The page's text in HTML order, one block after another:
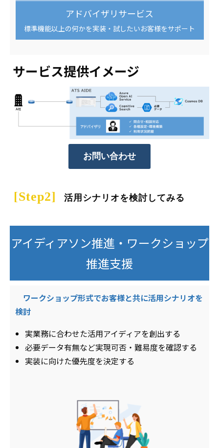
アドバイザリサービス
標準機能以上の何かを実装・試したいお客様をサポート
サービス提供イメージ
お問い合わせ
[Step2] 活用シナリオを検討してみる
アイディアソン推進・ワークショップ
推進支援
ワークショップ形式でお客様と共に活用シナリオを
検討
実業務に合わせた活用アイディアを創出する
必要データ有無など実現可否・難易度を確認する
実装に向けた優先度を決定する